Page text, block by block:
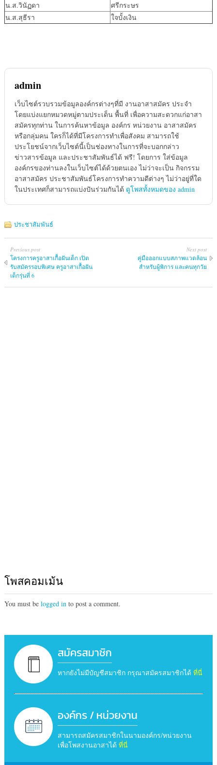
น.ส.วินัฏดา
ศรีกระษร
น.ส.สุธีรา
ใจบั้งเงิน
admin
เว็บไซต์รวบรวมข้อมูลองค์กรต่างๆที่มี งานอาสาสมัคร ประจำ
โดยแบ่งแยกหมวดหมู่ตามประเด็น พื้นที่ เพื่อความสะดวกแก่อาสา
สมัครทุกท่าน ในการค้นหาข้อมูล องค์กร หน่วยงาน อาสาสมัคร
หรือกลุ่มคน ใครก็ได้ที่มีโครงการทำเพื่อสังคม สามารถใช้
ประโยชน์จากเว็บไซต์นี้เป็นช่องทางในการที่จะบอกกล่าว
ข่าวสารข้อมูล และประชาสัมพันธ์ได้ ฟรี! โดยการ ใส่ข้อมูล
องค์กรของท่านลงในเว็บไซต์ได้ด้วยตนเอง ไม่ว่าจะเป็น กิจกรรม
อาสาสมัคร ประชาสัมพันธ์โครงการทำความดีต่างๆ ไม่ว่าอยู่ที่ใด
ในประเทศก็สามารถแบ่งปันร่วมกันได้ ดูโพสทั้งหมดของ admin
ประชาสัมพันธ์
Previous post
โครงการครูอาสาเกื้อฝันเด็ก เปิด
รับสมัครรอบพิเศษ ครูอาสาเกื้อฝัน
เด็กรุ่นที่ 6
Next post
คู่มือออกแบบสภาพแวดล้อน
สำหรับผู้พิการ และคนทุกวัย
โพสคอมเม้น
You must be logged into post a comment.
สมัครสมาชิก
หากยังไม่มีบัญชีสมาชิก กรุณาสมัครสมาชิกได้ ที่นี่
องค์กร / หน่วยงาน
สามารถสมัครสมาชิกในนามองค์กร/หน่วยงาน
เพื่อโพสงานอาสาได้ ที่นี่